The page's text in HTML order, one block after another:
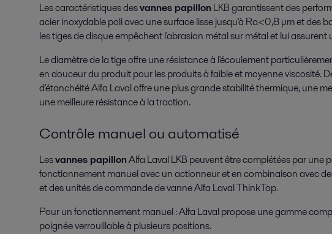
Les caractéristiques desvannes papillon LKB garantissent des
acier inoxydable poli avec une surface lisse jusqu'à Ra<0,8 µm et des
les tiges de disque empêchent l'abrasion métal sur métal et lui
Le diamètre de la tige offre une résistance à l'écoulement
en douceur du produit pour les produits à faible et moyenne viscosité.
d'étanchéité Alfa Laval offre une plus grande stabilité thermique, une
une meilleure résistance à la traction.
Contrôle manuel ou automatisé
Lesvannes papillonAlfa Laval LKB peuvent être complétées par une
fonctionnement manuel avec un actionneur et en combinaison avec
et des unités de commande de vanne Alfa Laval ThinkTop.
Pour un fonctionnement manuel : Alfa Laval propose une gamme
poignée verrouillable à plusieurs positions.